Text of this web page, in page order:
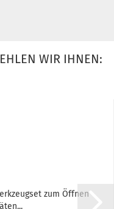
WIR IHNEN:
zum Öff­nen